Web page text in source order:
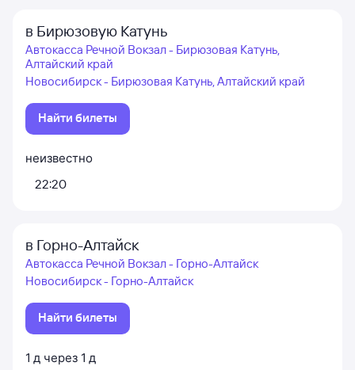
в Бирюзовую Катунь
Автокасса Речной Вокзал - Бирюзовая Катунь,
Алтайский край
Новосибирск - Бирюзовая Катунь, Алтайский край
Найти билеты
неизвестно
22:20
в Горно-Алтайск
Автокасса Речной Вокзал - Горно-Алтайск
Новосибирск - Горно-Алтайск
Найти билеты
1 д через 1 д